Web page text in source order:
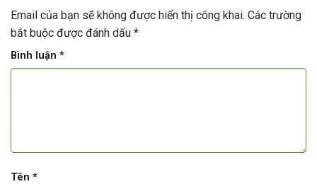
Email của bạn sẽ không được hiển thị công khai. Các trường
bắt buộc được đánh dấu *
Bình luận *
Tên *